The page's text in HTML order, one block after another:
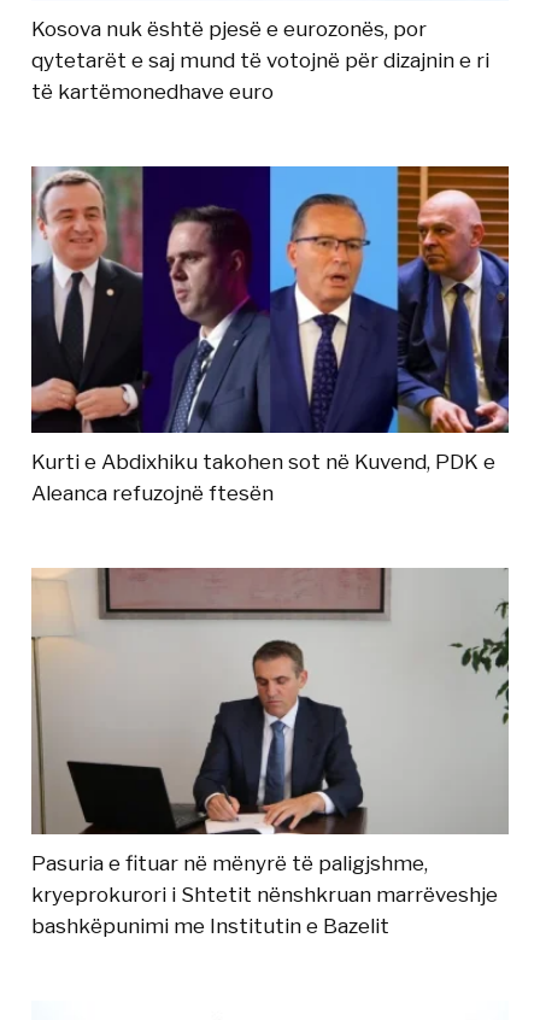
Kosova nuk është pjesë e eurozonës, por
qytetarët e saj mund të votojnë për dizajnin e ri
të kartëmonedhave euro
Kurti e Abdixhiku takohen sot në Kuvend, PDK e
Aleanca refuzojnë ftesën
Pasuria e fituar në mënyrë të paligjshme,
kryeprokurori i Shtetit nënshkruan marrëveshje
bashkëpunimi me Institutin e Bazelit